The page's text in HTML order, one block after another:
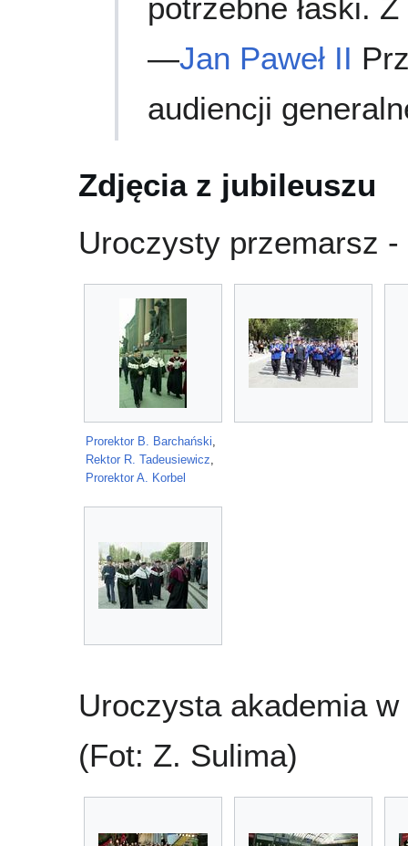
potrzebne łaski. Z
—Jan Paweł II
audiencji
Zdjęcia z jubileuszu
Uroczysty przemarsz
Prorektor B. Barchański,
Rektor R. Tadeusiewicz,
Prorektor A. Korbel
Uroczysta akademia
(Fot: Z. Sulima)